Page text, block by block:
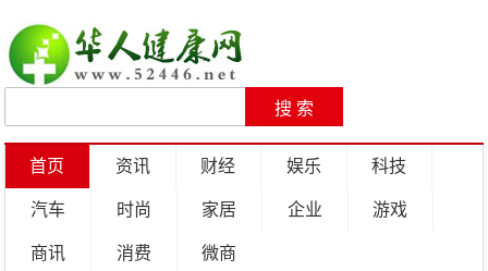
首页 资讯 财经 娱乐 科技
汽车 时尚 家居 企业 游戏
商讯 消费 微商